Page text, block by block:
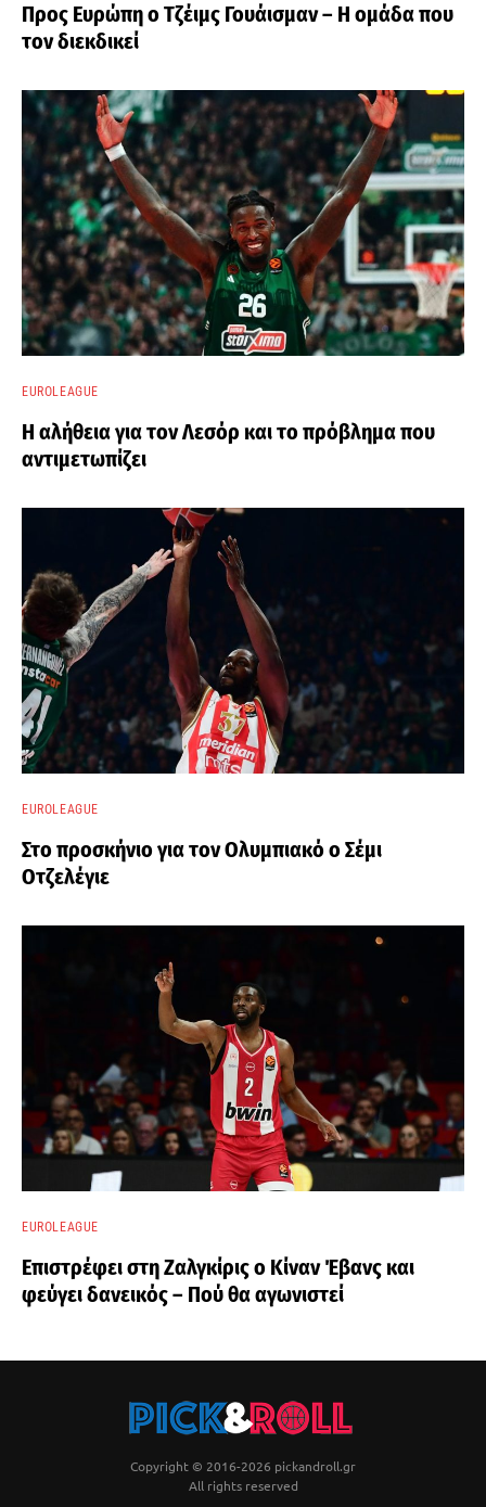
Προς Ευρώπη ο Τζέιμς Γουάισμαν – Η ομάδα που
τον διεκδικεί
EUROLEAGUE
Η αλήθεια για τον Λεσόρ και το πρόβλημα που
αντιμετωπίζει
EUROLEAGUE
Στο προσκήνιο για τον Ολυμπιακό ο Σέμι
Οτζελέγιε
EUROLEAGUE
Επιστρέφει στη Ζαλγκίρις ο Κίναν Έβανς και
φεύγει δανεικός – Πού θα αγωνιστεί
Copyright © 2016-2026 pickandroll.gr
All rights reserved